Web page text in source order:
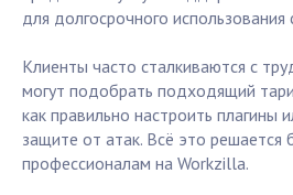
для долгосрочного использования
Клиенты часто сталкиваются с
могут подобрать подходящий
как правильно настроить плагины
защите от атак. Всё это решается
профессионалам на Workzilla.